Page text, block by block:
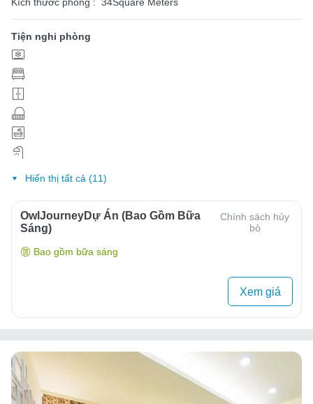
Tiện nghi phòng
Hiển thị tất cả (11)
OwlJourneyDự Án (Bao Gồm Bữa
Sáng)
Chính sách hủy
bỏ
Bao gồm bữa sáng
Xem giá